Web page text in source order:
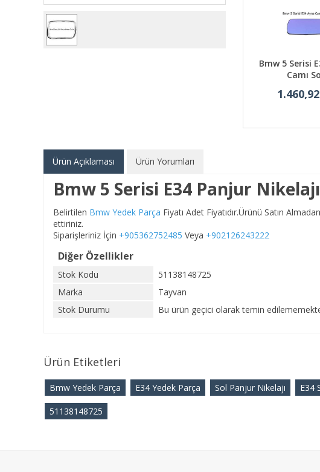
Bmw 5 Serisi
Camı
Ürün Açıklaması Ürün Yorumları
Bmw 5 Serisi E34 Panjur
Belirtilen Bmw Yedek Parça Fiyatı Adet Fiyatıdır.Ürünü Satın
ettiriniz.
Siparişleriniz İçin +905362752485 Veya +902126243222
Diğer Özellikler
Stok Kodu
51138148725
Marka
Tayvan
Stok Durumu
Bu ürün geçici olarak temin
Ürün Etiketleri
Bmw Yedek Parça E34 Yedek Parça Sol Panjur Nikelajı E34
51138148725